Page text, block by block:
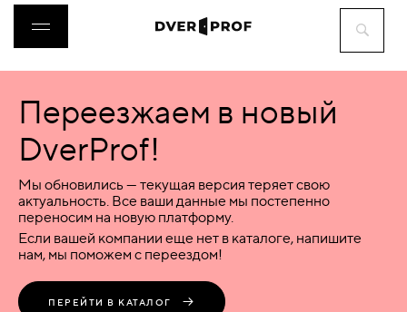
ДВЕРИ
ФУРНИТУРА
ВОРОТА
ПЕРЕГОРОДКИ
Переезжаем в новый
DverProf!
Мы обновились — текущая версия теряет свою
актуальность. Все ваши данные мы постепенно
переносим на новую платформу.
Если вашей компании еще нет в каталоге, напишите
нам, мы поможем с переездом!
ПЕРЕЙТИ В КАТАЛОГ